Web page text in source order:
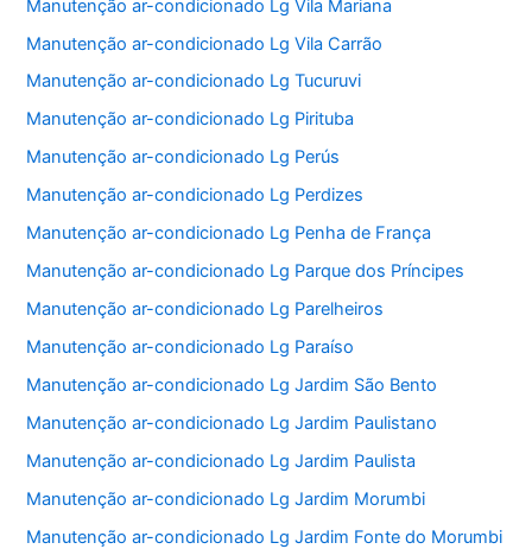
Manutenção ar-condicionado Lg Vila Mariana
Manutenção ar-condicionado Lg Vila Carrão
Manutenção ar-condicionado Lg Tucuruvi
Manutenção ar-condicionado Lg Pirituba
Manutenção ar-condicionado Lg Perús
Manutenção ar-condicionado Lg Perdizes
Manutenção ar-condicionado Lg Penha de França
Manutenção ar-condicionado Lg Parque dos Príncipes
Manutenção ar-condicionado Lg Parelheiros
Manutenção ar-condicionado Lg Paraíso
Manutenção ar-condicionado Lg Jardim São Bento
Manutenção ar-condicionado Lg Jardim Paulistano
Manutenção ar-condicionado Lg Jardim Paulista
Manutenção ar-condicionado Lg Jardim Morumbi
Manutenção ar-condicionado Lg Jardim Fonte do Morumbi